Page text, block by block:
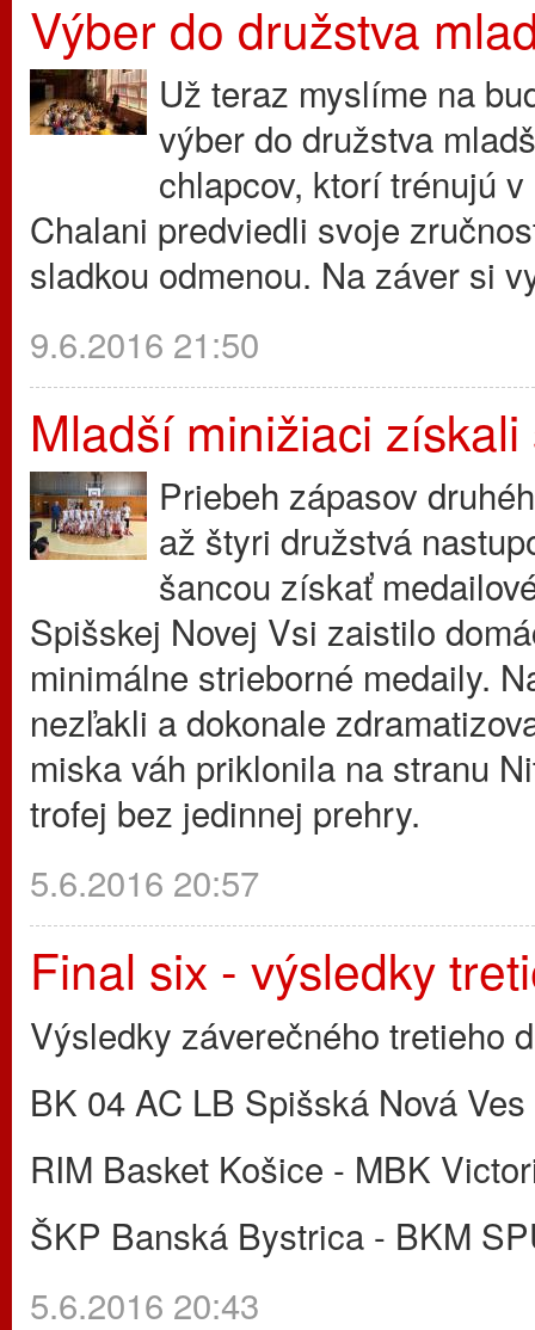
Výber do družstva
Už teraz myslíme na
výber do družstva
chlapcov, ktorí trénujú
Chalani predviedli svoje
sladkou odmenou. Na záver si
9.6.2016 21:50
Mladší minižiaci
Priebeh zápasov
až štyri družstvá
šancou získať
Spišskej Novej Vsi zaistilo
minimálne strieborné medaily.
nezľakli a dokonale
miska váh priklonila na stranu
trofej bez jedinnej prehry.
5.6.2016 20:57
Final six - výsledky
Výsledky záverečného tretieho
BK 04 AC LB Spišská Nová
RIM Basket Košice - MBK
ŠKP Banská Bystrica - BKM
5.6.2016 20:43